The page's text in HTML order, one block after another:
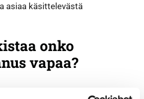
asiaa käsittelevästä
onko
vapaa?
rekisteröintiä kannattaa